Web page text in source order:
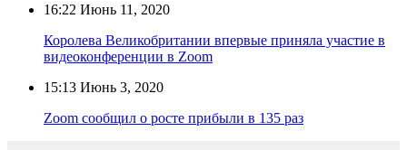
16:22 Июнь 11, 2020
Королева Великобритании впервые приняла участие в
видеоконференции в Zoom
15:13 Июнь 3, 2020
Zoom сообщил о росте прибыли в 135 раз